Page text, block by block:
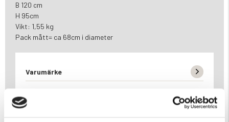
B 120 cm
H 95cm
Vikt: 1,55 kg
Pack mått= ca 68cm i diameter
Varumärke